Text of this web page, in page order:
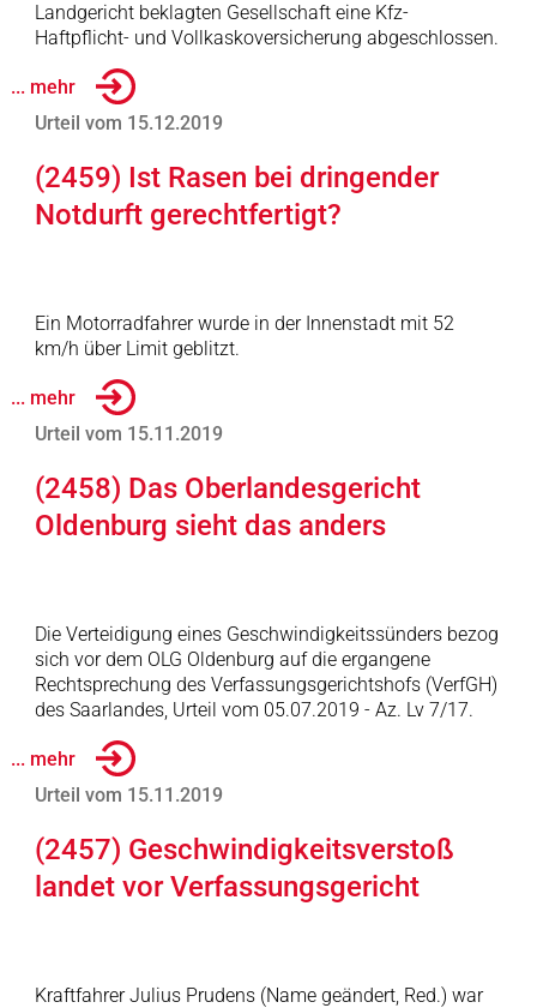
Landgericht beklagten Gesellschaft eine Kfz-
Haftpflicht- und Vollkaskoversicherung abgeschlossen.
... mehr
Urteil vom 15.12.2019
(2459) Ist Rasen bei dringender
Notdurft gerechtfertigt?
Ein Motorradfahrer wurde in der Innenstadt mit 52
km/h über Limit geblitzt.
... mehr
Urteil vom 15.11.2019
(2458) Das Oberlandesgericht
Oldenburg sieht das anders
Die Verteidigung eines Geschwindigkeitssünders bezog
sich vor dem OLG Oldenburg auf die ergangene
Rechtsprechung des Verfassungsgerichtshofs (VerfGH)
des Saarlandes, Urteil vom 05.07.2019 - Az. Lv 7/17.
... mehr
Urteil vom 15.11.2019
(2457) Geschwindigkeitsverstoß
landet vor Verfassungsgericht
Kraftfahrer Julius Prudens (Name geändert, Red.) war